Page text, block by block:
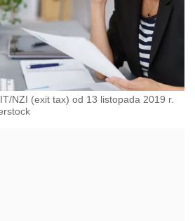
NZI (exit tax) od 13 listopada 2019 r.